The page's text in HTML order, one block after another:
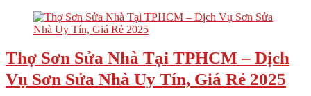
Thợ Sơn Sửa Nhà Tại TPHCM – Dịch
Vụ Sơn Sửa Nhà Uy Tín, Giá Rẻ 2025